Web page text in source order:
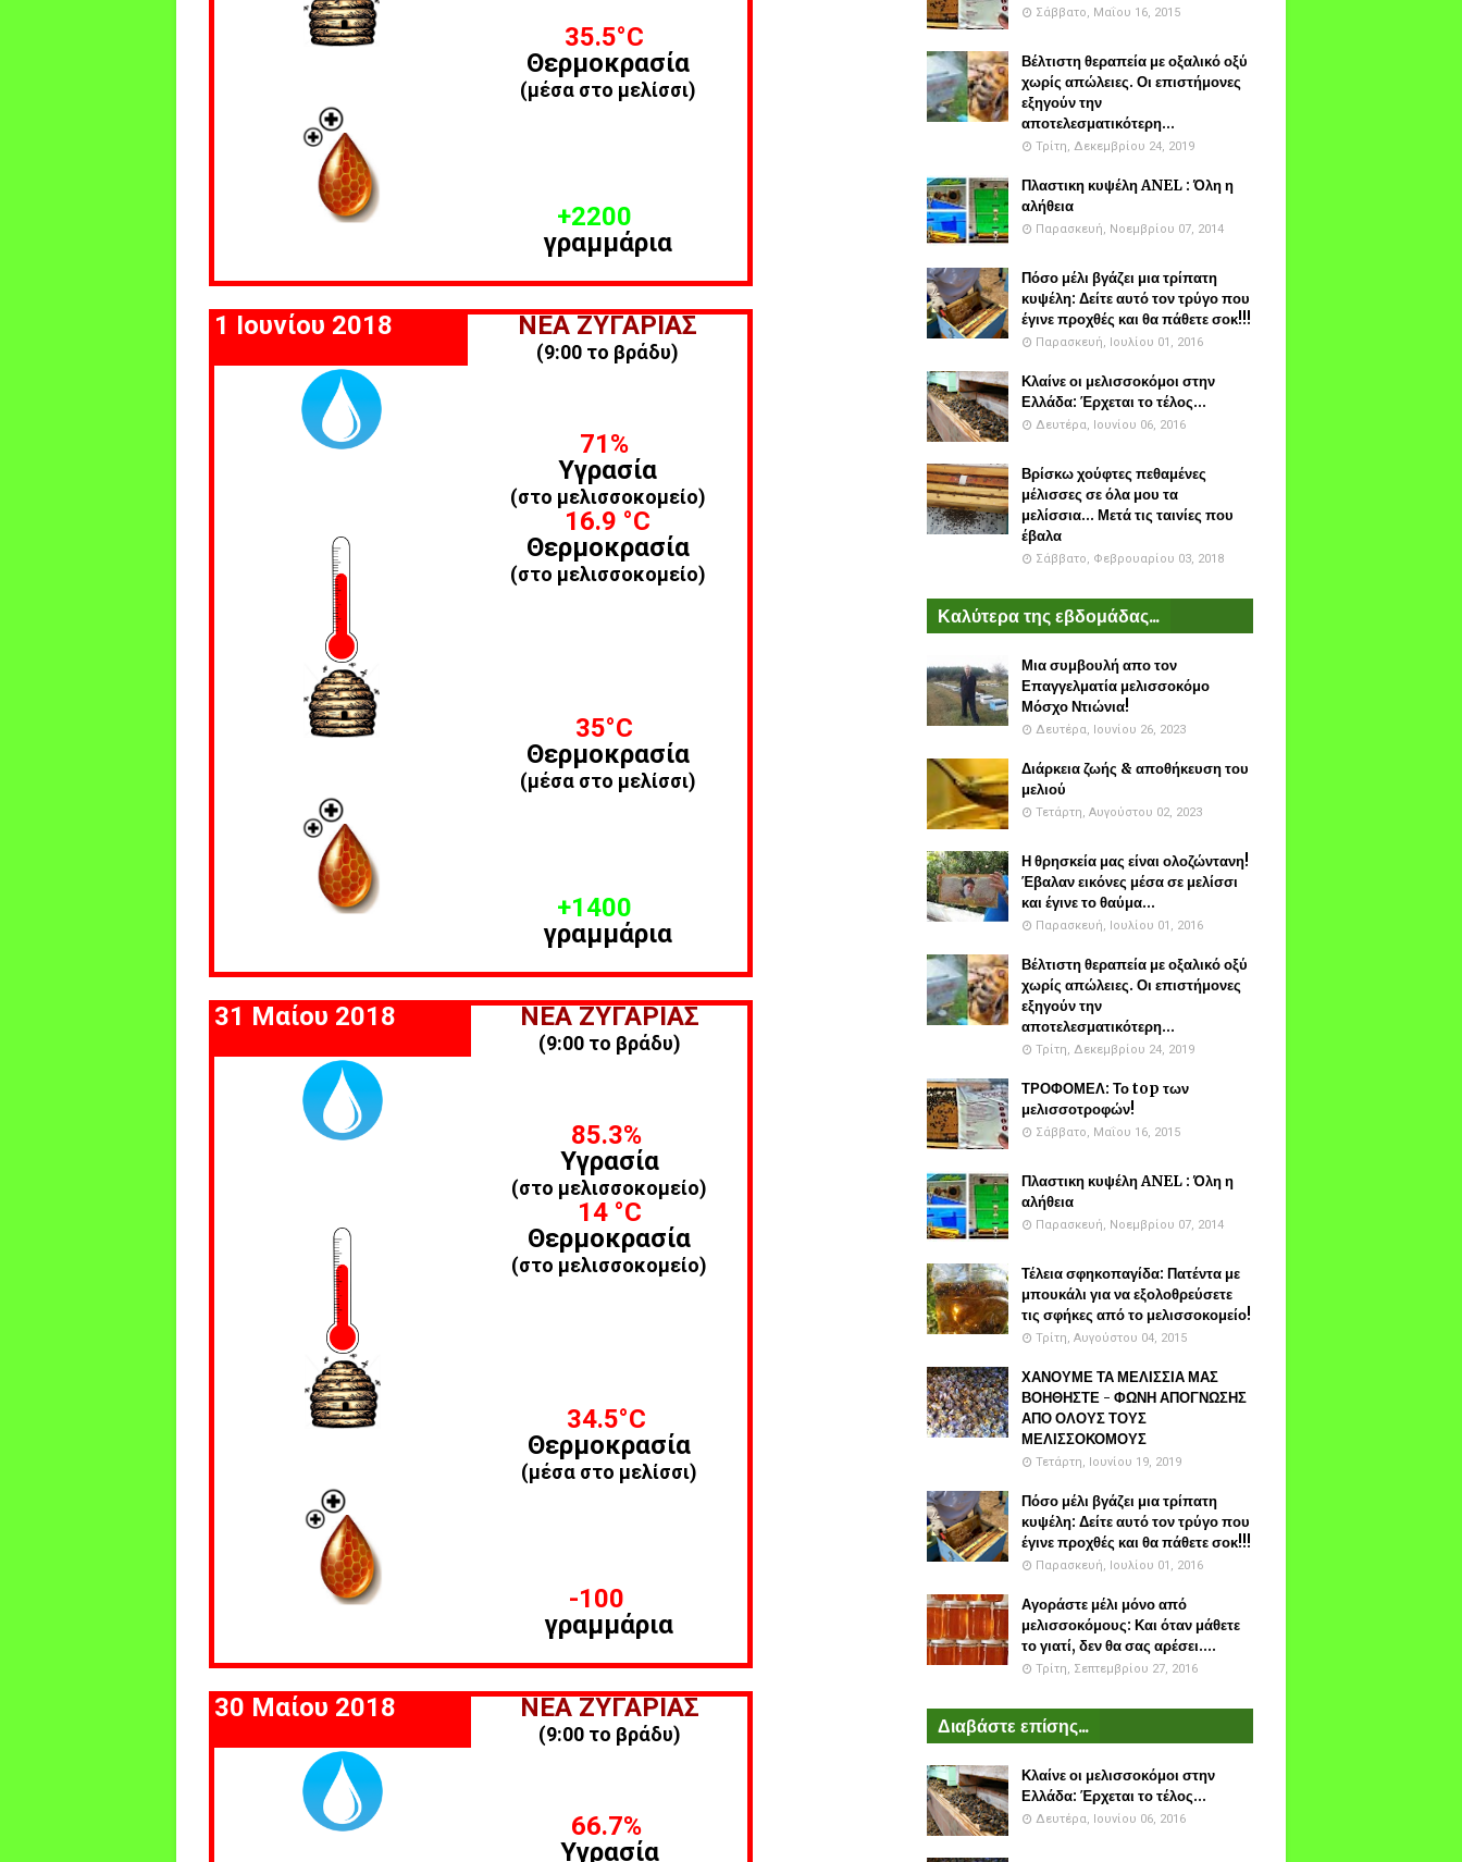
35.5°C
Θερμοκρασία
(μέσα στο μελίσσι)
+2200
γραμμάρια
1 Ιουνίου 2018 ΝΕΑ ΖΥΓΑΡΙΑΣ
(9:00 το βράδυ)
71%
Υγρασία
(στο μελισσοκομείο)
16.9 °C
Θερμοκρασία
(στο μελισσοκομείο)
35°C
Θερμοκρασία
(μέσα στο μελίσσι)
+1400
γραμμάρια
31 Μαίου 2018 ΝΕΑ ΖΥΓΑΡΙΑΣ
(9:00 το βράδυ)
85.3%
Υγρασία
(στο μελισσοκομείο)
14 °C
Θερμοκρασία
(στο μελισσοκομείο)
34.5°C
Θερμοκρασία
(μέσα στο μελίσσι)
-100
γραμμάρια
30 Μαίου 2018 ΝΕΑ ΖΥΓΑΡΙΑΣ
(9:00 το βράδυ)
66.7%
Υγρασία
Σάββατο, Μαΐου 16, 2015
Βέλτιστη θεραπεία με οξαλικό οξύ
χωρίς απώλειες. Οι επιστήμονες
εξηγούν την
αποτελεσματικότερη...
Τρίτη, Δεκεμβρίου 24, 2019
Πλαστικη κυψέλη ANEL : Όλη η
αλήθεια
Παρασκευή, Νοεμβρίου 07, 2014
Πόσο μέλι βγάζει μια τρίπατη
κυψέλη: Δείτε αυτό τον τρύγο που
έγινε προχθές και θα πάθετε σοκ!!!
Παρασκευή, Ιουλίου 01, 2016
Κλαίνε οι μελισσοκόμοι στην
Ελλάδα: Έρχεται το τέλος...
Δευτέρα, Ιουνίου 06, 2016
Βρίσκω χούφτες πεθαμένες
μέλισσες σε όλα μου τα
μελίσσια... Μετά τις ταινίες που
έβαλα
Σάββατο, Φεβρουαρίου 03, 2018
Καλύτερα της εβδομάδας...
Μια συμβουλή απο τον
Επαγγελματία μελισσοκόμο
Μόσχο Ντιώνια!
Δευτέρα, Ιουνίου 26, 2023
Διάρκεια ζωής & αποθήκευση του
μελιού
Τετάρτη, Αυγούστου 02, 2023
Η θρησκεία μας είναι ολοζώντανη!
Έβαλαν εικόνες μέσα σε μελίσσι
και έγινε το θαύμα...
Παρασκευή, Ιουλίου 01, 2016
Βέλτιστη θεραπεία με οξαλικό οξύ
χωρίς απώλειες. Οι επιστήμονες
εξηγούν την
αποτελεσματικότερη...
Τρίτη, Δεκεμβρίου 24, 2019
ΤΡΟΦΟΜΕΛ: Το top των
μελισσοτροφών!
Σάββατο, Μαΐου 16, 2015
Πλαστικη κυψέλη ANEL : Όλη η
αλήθεια
Παρασκευή, Νοεμβρίου 07, 2014
Τέλεια σφηκοπαγίδα: Πατέντα με
μπουκάλι για να εξολοθρεύσετε
τις σφήκες από το μελισσοκομείο!
Τρίτη, Αυγούστου 04, 2015
ΧΑΝΟΥΜΕ ΤΑ ΜΕΛΙΣΣΙΑ ΜΑΣ
ΒΟΗΘΗΣΤΕ - ΦΩΝΗ ΑΠΟΓΝΩΣΗΣ
ΑΠΟ ΟΛΟΥΣ ΤΟΥΣ
ΜΕΛΙΣΣΟΚΟΜΟΥΣ
Τετάρτη, Ιουνίου 19, 2019
Πόσο μέλι βγάζει μια τρίπατη
κυψέλη: Δείτε αυτό τον τρύγο που
έγινε προχθές και θα πάθετε σοκ!!!
Παρασκευή, Ιουλίου 01, 2016
Αγοράστε μέλι μόνο από
μελισσοκόμους: Και όταν μάθετε
το γιατί, δεν θα σας αρέσει....
Τρίτη, Σεπτεμβρίου 27, 2016
Διαβάστε επίσης...
Κλαίνε οι μελισσοκόμοι στην
Ελλάδα: Έρχεται το τέλος...
Δευτέρα, Ιουνίου 06, 2016